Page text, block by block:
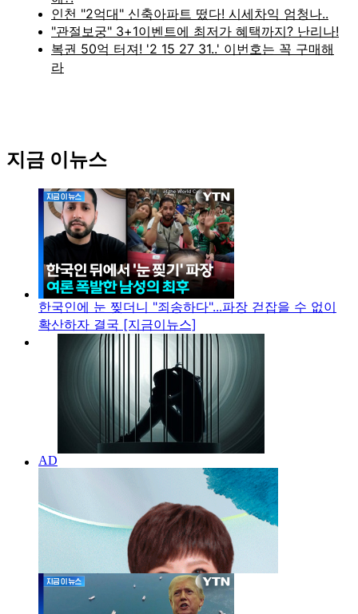
지금 이뉴스
한국인에 눈 찢더니 "죄송하다"...파장 걷잡을 수 없이
확산하자 결국 [지금이뉴스]